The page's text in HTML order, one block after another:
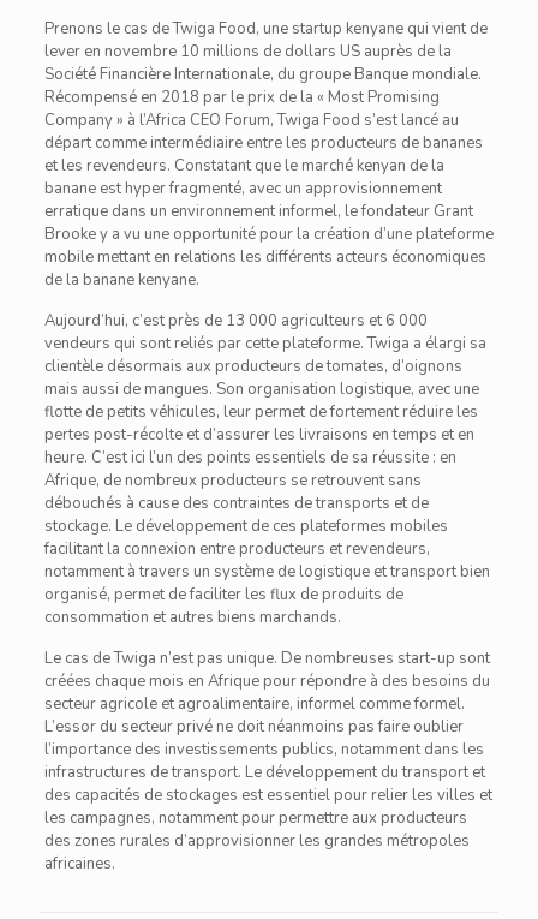
Prenons le cas de Twiga Food, une startup kenyane qui vient de
lever en novembre 10 millions de dollars US auprès de la
Société Financière Internationale, du groupe Banque mondiale.
Récompensé en 2018 par le prix de la « Most Promising
Company » à l’Africa CEO Forum, Twiga Food s’est lancé au
départ comme intermédiaire entre les producteurs de bananes
et les revendeurs. Constatant que le marché kenyan de la
banane est hyper fragmenté, avec un approvisionnement
erratique dans un environnement informel, le fondateur Grant
Brooke y a vu une opportunité pour la création d’une plateforme
mobile mettant en relations les différents acteurs économiques
de la banane kenyane.
Aujourd’hui, c’est près de 13 000 agriculteurs et 6 000
vendeurs qui sont reliés par cette plateforme. Twiga a élargi sa
clientèle désormais aux producteurs de tomates, d’oignons
mais aussi de mangues. Son organisation logistique, avec une
flotte de petits véhicules, leur permet de fortement réduire les
pertes post-récolte et d’assurer les livraisons en temps et en
heure. C’est ici l’un des points essentiels de sa réussite : en
Afrique, de nombreux producteurs se retrouvent sans
débouchés à cause des contraintes de transports et de
stockage. Le développement de ces plateformes mobiles
facilitant la connexion entre producteurs et revendeurs,
notamment à travers un système de logistique et transport bien
organisé, permet de faciliter les flux de produits de
consommation et autres biens marchands.
Le cas de Twiga n’est pas unique. De nombreuses start-up sont
créées chaque mois en Afrique pour répondre à des besoins du
secteur agricole et agroalimentaire, informel comme formel.
L’essor du secteur privé ne doit néanmoins pas faire oublier
l’importance des investissements publics, notamment dans les
infrastructures de transport. Le développement du transport et
des capacités de stockages est essentiel pour relier les villes et
les campagnes, notamment pour permettre aux producteurs
des zones rurales d’approvisionner les grandes métropoles
africaines.